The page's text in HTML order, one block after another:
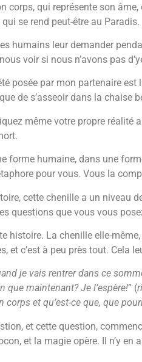
corps, qui représente son
se rend peut-être au
humains leur demander
voir si nous n’avons pas
posée par mon partenaire est
de s’asseoir dans la chaise
même votre propre réalité
forme humaine, dans une
pour vous. Vous la
cette chenille a un niveau
questions que vous vous
histoire. La chenille elle-
et c’est à peu près tout. Cela
je vais rentrer dans ce
que maintenant? Je l’espère!” (
et qu’est-ce que, que
et cette question,
et la magie opère. Il n’y